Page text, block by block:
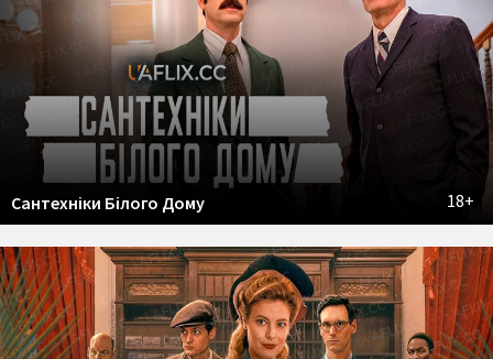
18+
Сантехніки Білого Дому